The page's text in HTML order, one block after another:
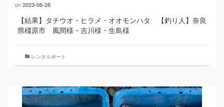
on 2023-06-28
【結果】タチウオ・ヒラメ・オオモンハタ 【釣り人】奈良
県橿原市 風間様・吉川様・生島様
レンタルボート